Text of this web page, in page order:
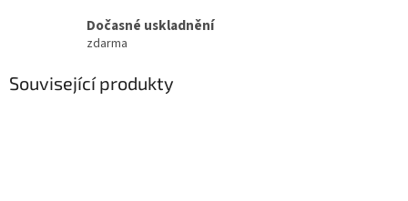
Dočasné uskladnění
zdarma
Související produkty